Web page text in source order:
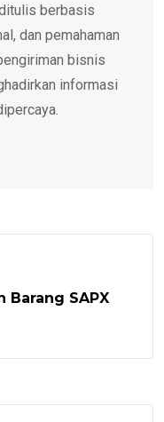
berbasis
dan pemahaman
bisnis
informasi
Barang SAPX